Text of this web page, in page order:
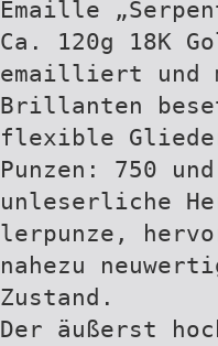
Emaille
Ca. 120g 18K
emailliert und
Brillanten
flexible
Punzen: 750 und
unleserliche
lerpunze,
nahezu
Zustand.
Der äußerst